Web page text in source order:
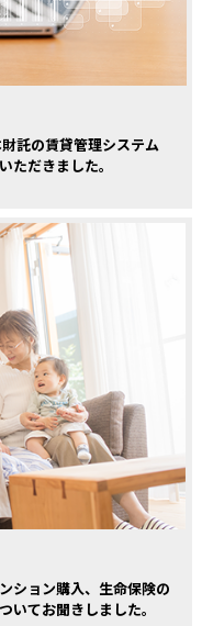
託の賃貸管理システム
ただきました。
ション購入、生命保険の
いてお聞きしました。